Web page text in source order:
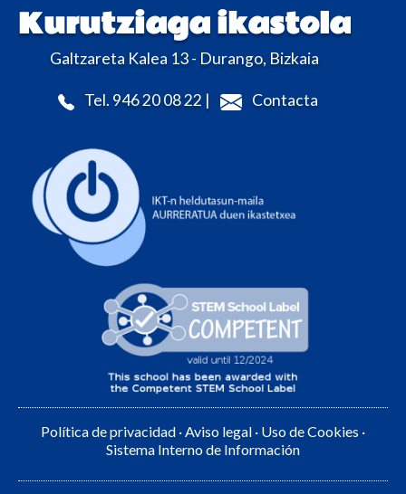
Kurutziaga ikastola
Galtzareta Kalea 13 - Durango, Bizkaia
Tel. 946 20 08 22 | Contacta
Política de privacidad ·Aviso legal · Uso de Cookies ·
Sistema Interno de Información